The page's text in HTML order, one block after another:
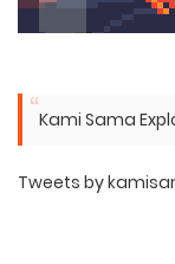
Kami Sama
Tweets by